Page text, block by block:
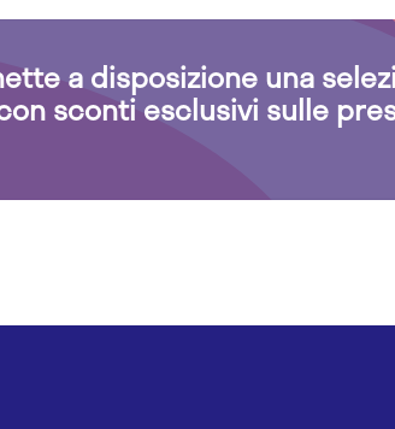
a disposizione una
sconti esclusivi sulle